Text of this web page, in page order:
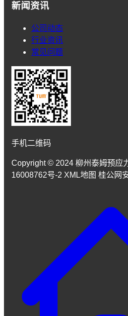
新闻资讯
公司动态
行业资讯
常见问题
手机二维码
Copyright © 2024 柳州泰姆预应
16008762号-2 XML地图 桂公网